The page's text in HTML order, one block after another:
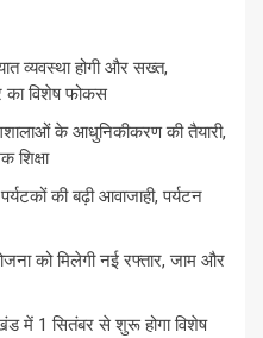
व्यवस्था होगी और सख्त,
का विशेष फोकस
के आधुनिकीकरण की तैयारी,
शिक्षा
की बढ़ी आवाजाही, पर्यटन
को मिलेगी नई रफ्तार, जाम और
में 1 सितंबर से शुरू होगा विशेष